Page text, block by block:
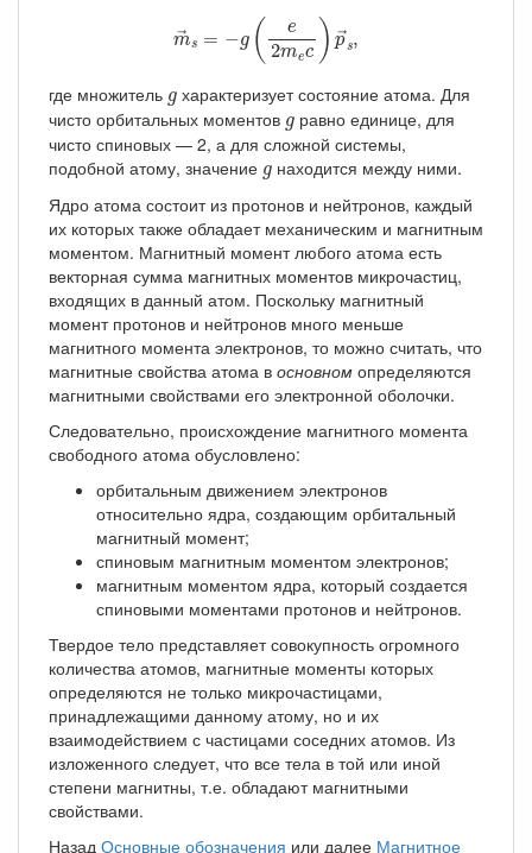
→
ms = −g ( e
2mec ) →
ps,
(e m c)
где множитель g
g характеризует состояние атома. Для
чисто орбитальных моментов g
g равно единице, для
чисто спиновых — 2, а для сложной системы,
подобной атому, значение g
g находится между ними.
Ядро атома состоит из протонов и нейтронов, каждый
их которых также обладает механическим и магнитным
моментом. Магнитный момент любого атома есть
векторная сумма магнитных моментов микрочастиц,
входящих в данный атом. Поскольку магнитный
момент протонов и нейтронов много меньше
магнитного момента электронов, то можно считать, что
магнитные свойства атома в основном определяются
магнитными свойствами его электронной оболочки.
Следовательно, происхождение магнитного момента
свободного атома обусловлено:
орбитальным движением электронов
относительно ядра, создающим орбитальный
магнитный момент;
спиновым магнитным моментом электронов;
магнитным моментом ядра, который создается
спиновыми моментами протонов и нейтронов.
Твердое тело представляет совокупность огромного
количества атомов, магнитные моменты которых
определяются не только микрочастицами,
принадлежащими данному атому, но и их
взаимодействием с частицами соседних атомов. Из
изложенного следует, что все тела в той или иной
степени магнитны, т.е. обладают магнитными
свойствами.
Назад Основные обозначения или далее Магнитное